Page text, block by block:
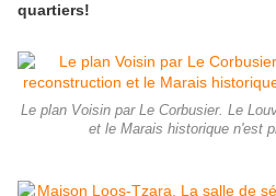
quartiers!
Le plan Voisin par Le Corbusier. Le
et le Marais historique n'est